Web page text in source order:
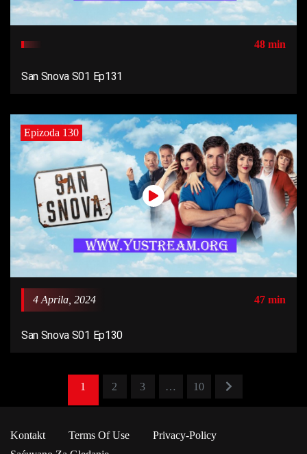
48 min
San Snova S01 Ep131
Epizoda 130
4 Aprila, 2024 47 min
San Snova S01 Ep130
1 2 3 … 10
Kontakt Terms Of Use
Privacy-Policy